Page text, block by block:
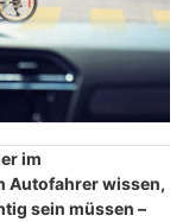
im
Autofahrer wissen,
sein müssen –